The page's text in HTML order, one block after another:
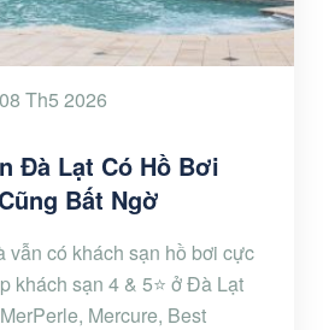
08 Th5 2026
Đà Lạt Có Hồ Bơi
Bất Ngờ
vẫn có khách sạn hồ bơi cực
khách sạn 4 & 5⭐ ở Đà Lạt
Mercure, Best